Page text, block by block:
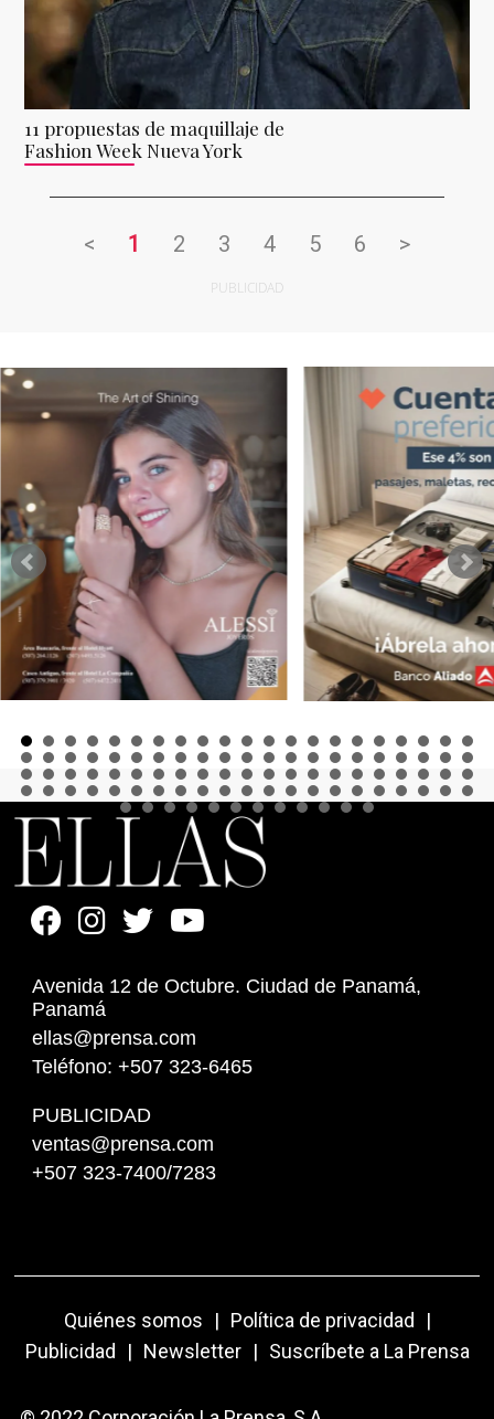
11 propuestas de maquillaje de
Fashion Week Nueva York
< 1 2 3 4 5 6 >
PUBLICIDAD
Avenida 12 de Octubre. Ciudad de Panamá,
Panamá
ellas@prensa.com
Teléfono: +507 323-6465
PUBLICIDAD
ventas@prensa.com
+507 323-7400/7283
Quiénes somos | Política de privacidad
|
Publicidad
| Newsletter | Suscríbete a La Prensa